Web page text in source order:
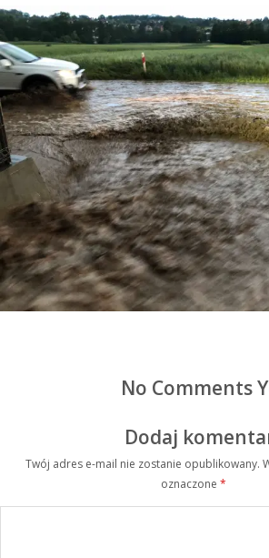
No Comments
Dodaj
Twój adres e-mail nie zostanie opublikowany.
oznaczone *